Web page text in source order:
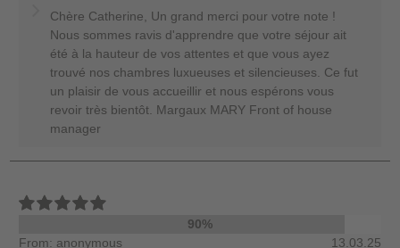
Chère Catherine, Un grand merci pour votre note !
Nous sommes ravis d'apprendre que votre séjour ait
été à la hauteur de vos attentes et que vous ayez
trouvé nos chambres luxueuses et silencieuses. Ce fut
un plaisir de vous accueillir et nous espérons vous
revoir très bientôt. Margaux MARY Front of house
manager
90%
From: anonymous
13.03.25